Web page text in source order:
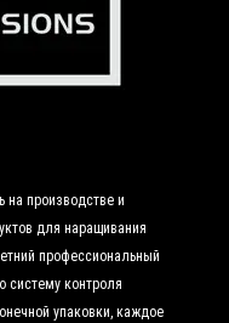
на производстве и
для наращивания
профессиональный
контроля
упаковки, каждое